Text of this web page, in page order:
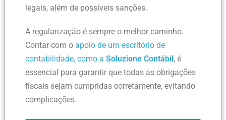
legais, além de possíveis sanções.
A regularização é sempre o melhor caminho.
Contar com o apoio de um escritório de
contabilidade, como a Soluzione Contábil , é
essencial para garantir que todas as obrigações
fiscais sejam cumpridas corretamente, evitando
complicações.